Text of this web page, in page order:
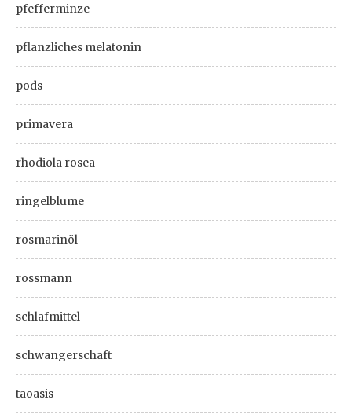
pfefferminze
pflanzliches melatonin
pods
primavera
rhodiola rosea
ringelblume
rosmarinöl
rossmann
schlafmittel
schwangerschaft
taoasis